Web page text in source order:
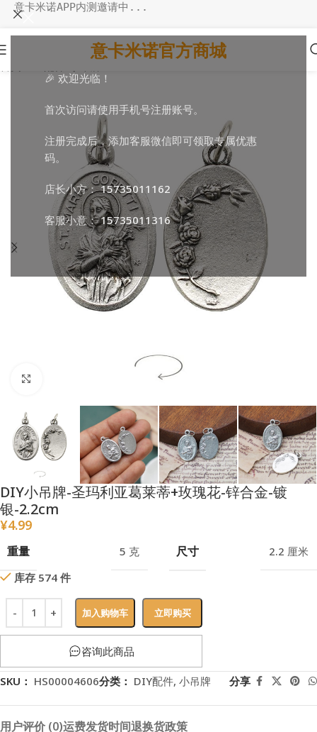
🎉 欢迎光临！
首次访问请使用手机号注册账号。
注册完成后，添加客服微信即可领取专属优惠
码。
店长小方：15735011162
客服小意：15735011316
意卡米诺APP内测邀请中...
意卡米诺官方商城
DIY小吊牌-圣玛利亚葛莱蒂+玫瑰花-锌合金-镀
银-2.2cm
¥4.99
重量 5 克 尺寸
2.2 厘米
库存 574 件
加入购物车 立即购买
咨询此商品
SKU： HS00004606分类： DIY配件, 小吊牌 分享
用户评价 (0)运费发货时间退换货政策